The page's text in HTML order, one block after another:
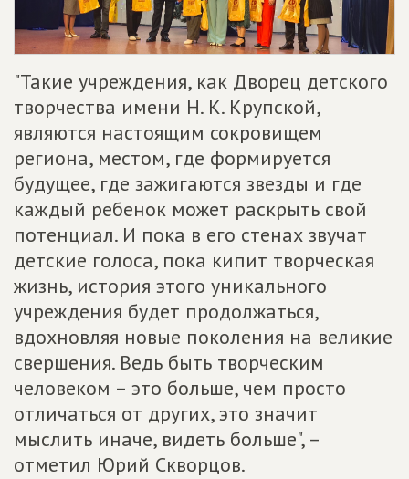
"Такие учреждения, как Дворец детского
творчества имени Н. К. Крупской,
являются настоящим сокровищем
региона, местом, где формируется
будущее, где зажигаются звезды и где
каждый ребенок может раскрыть свой
потенциал. И пока в его стенах звучат
детские голоса, пока кипит творческая
жизнь, история этого уникального
учреждения будет продолжаться,
вдохновляя новые поколения на великие
свершения. Ведь быть творческим
человеком – это больше, чем просто
отличаться от других, это значит
мыслить иначе, видеть больше", –
отметил Юрий Скворцов.